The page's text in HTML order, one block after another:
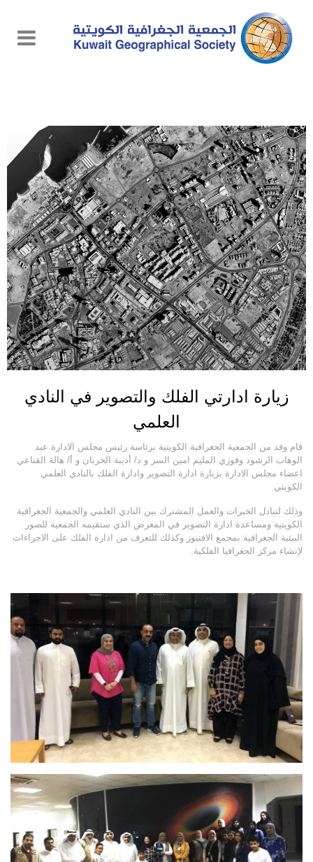
زيارة ادارتي الفلك والتصوير في النادي
العلمي
قام وفد من الجمعية الجغرافية الكويتية برئاسة رئيس مجلس الادارة عبد
الوهاب الرشود وفوزي المليم امين السر و د/ أديبة الحربان و أ/ هالة القناعي
اعضاء مجلس الادارة بزيارة ادارة التصوير وادارة الفلك بالنادي العلمي
الكويتي
وذلك لتبادل الخبرات والعمل المشترك بين النادي العلمي والجمعية الجغرافية
الكويتية ومساعدة ادارة التصوير في المعرض الذي ستقيمه الجمعية للصور
البيئية الجغرافية بمجمع الافنيوز وكذلك للتعرف من ادارة الفلك على الاجراءات
لإنشاء مركز الجغرافيا الفلكية.